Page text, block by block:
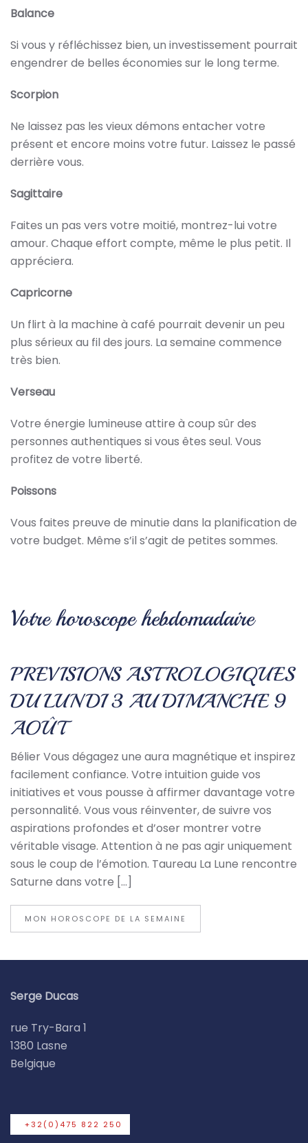
Balance
Si vous y réfléchissez bien, un investissement pourrait
engendrer de belles économies sur le long terme.
Scorpion
Ne laissez pas les vieux démons entacher votre
présent et encore moins votre futur. Laissez le passé
derrière vous.
Sagittaire
Faites un pas vers votre moitié, montrez-lui votre
amour. Chaque effort compte, même le plus petit. Il
appréciera.
Capricorne
Un flirt à la machine à café pourrait devenir un peu
plus sérieux au fil des jours. La semaine commence
très bien.
Verseau
Votre énergie lumineuse attire à coup sûr des
personnes authentiques si vous êtes seul. Vous
profitez de votre liberté.
Poissons
Vous faites preuve de minutie dans la planification de
votre budget. Même s’il s’agit de petites sommes.
Votre horoscope hebdomadaire
PREVISIONS ASTROLOGIQUES
DU LUNDI 3 AU DIMANCHE 9
AOÛT
Bélier Vous dégagez une aura magnétique et inspirez
facilement confiance. Votre intuition guide vos
initiatives et vous pousse à affirmer davantage votre
personnalité. Vous vous réinventer, de suivre vos
aspirations profondes et d’oser montrer votre
véritable visage. Attention à ne pas agir uniquement
sous le coup de l’émotion. Taureau La Lune rencontre
Saturne dans votre […]
MON HOROSCOPE DE LA SEMAINE
Serge Ducas
rue Try-Bara 1
1380 Lasne
Belgique
+32(0)475 822 250